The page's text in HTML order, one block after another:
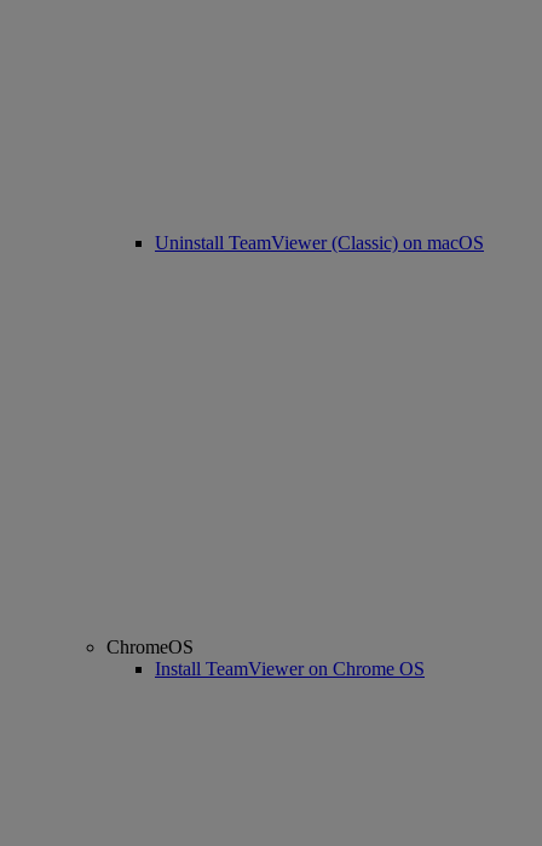
Uninstall TeamViewer (Classic) on macOS
ChromeOS
Install TeamViewer on Chrome OS